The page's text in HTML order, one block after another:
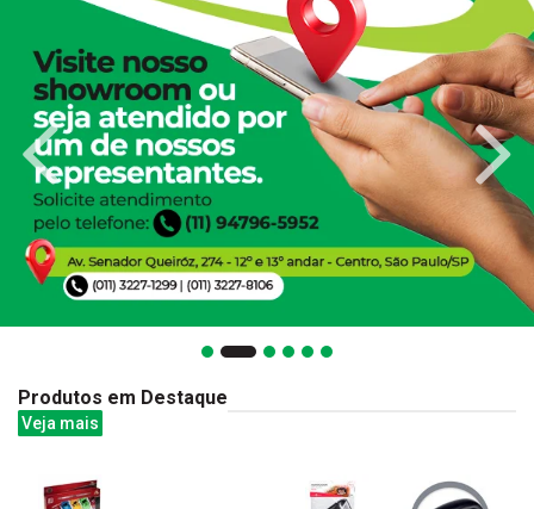
Produtos em Destaque
Veja mais